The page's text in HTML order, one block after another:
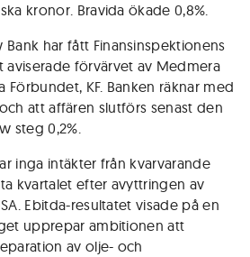
kronor. Bravida ökade 0,8%.
har fått Finansinspektionens
förvärvet av Medmera
Förbundet, KF. Banken räknar med
att affären slutförs senast den
steg 0,2%.
inga intäkter från kvarvarande
kvartalet efter avyttringen av
Ebitda-resultatet visade på en
upprepar ambitionen att
av olje- och